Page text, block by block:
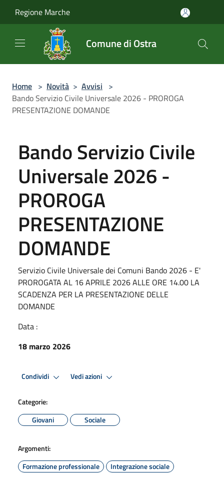
Regione Marche
Comune di Ostra
Home > Novità > Avvisi >
Bando Servizio Civile Universale 2026 - PROROGA
PRESENTAZIONE DOMANDE
Bando Servizio Civile
Universale 2026 -
PROROGA
PRESENTAZIONE
DOMANDE
Servizio Civile Universale dei Comuni Bando 2026 - E'
PROROGATA AL 16 APRILE 2026 ALLE ORE 14.00 LA
SCADENZA PER LA PRESENTAZIONE DELLE
DOMANDE
Data :
18 marzo 2026
Condividi Vedi azioni
Categorie:
Giovani
Sociale
Argomenti:
Formazione professionale
Integrazione sociale